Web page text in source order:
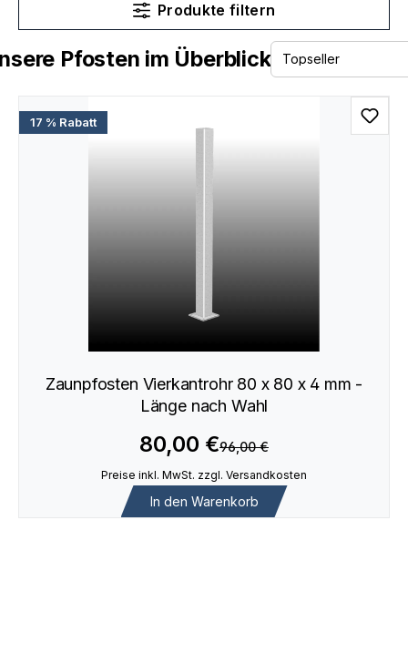
Produkte filtern
Pfosten im Überblick
17 % Rabatt
Zaunpfosten Vierkantrohr 80 x 80 x 4 mm -
Länge nach Wahl
80,00 €96,00 €
Preise inkl. MwSt. zzgl. Versandkosten
In den Warenkorb